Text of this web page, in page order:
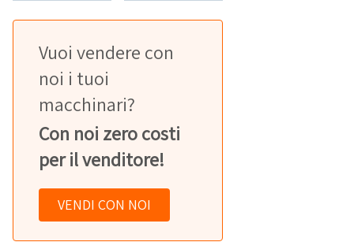
Vuoi vendere con
noi i tuoi
macchinari?
Con noi zero costi
per il venditore!
VENDI CON NOI